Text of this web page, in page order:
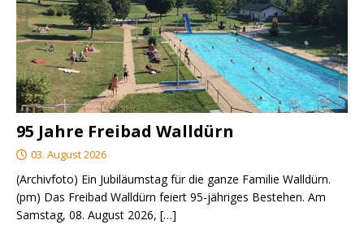
95 Jahre Freibad Walldürn
03. August 2026
(Archivfoto) Ein Jubiläumstag für die ganze Familie Walldürn.
(pm) Das Freibad Walldürn feiert 95-jähriges Bestehen. Am
Samstag, 08. August 2026, […]